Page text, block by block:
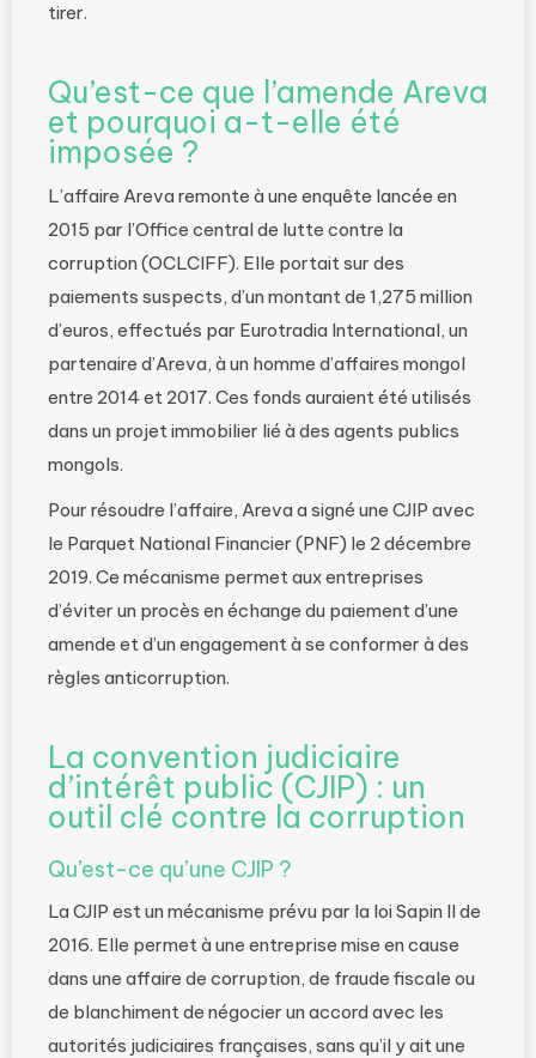
tirer.
Qu’est-ce que l’amende Areva
et pourquoi a-t-elle été
imposée ?
L’affaire Areva remonte à une enquête lancée en
2015 par l’Office central de lutte contre la
corruption (OCLCIFF). Elle portait sur des
paiements suspects, d’un montant de 1,275 million
d’euros, effectués par Eurotradia International, un
partenaire d’Areva, à un homme d’affaires mongol
entre 2014 et 2017. Ces fonds auraient été utilisés
dans un projet immobilier lié à des agents publics
mongols.
Pour résoudre l’affaire, Areva a signé une CJIP avec
le Parquet National Financier (PNF) le 2 décembre
2019. Ce mécanisme permet aux entreprises
d’éviter un procès en échange du paiement d’une
amende et d’un engagement à se conformer à des
règles anticorruption.
La convention judiciaire
d’intérêt public (CJIP) : un
outil clé contre la corruption
Qu’est-ce qu’une CJIP ?
La CJIP est un mécanisme prévu par la loi Sapin II de
2016. Elle permet à une entreprise mise en cause
dans une affaire de corruption, de fraude fiscale ou
de blanchiment de négocier un accord avec les
autorités judiciaires françaises, sans qu’il y ait une